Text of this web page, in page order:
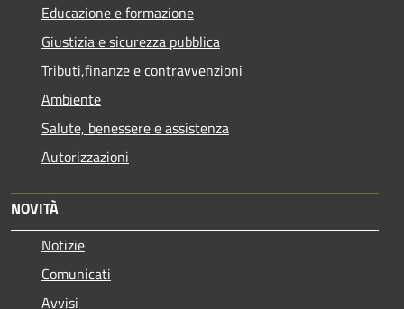
Educazione e formazione
Giustizia e sicurezza pubblica
Tributi,finanze e contravvenzioni
Ambiente
Salute, benessere e assistenza
Autorizzazioni
NOVITÀ
Notizie
Comunicati
Avvisi